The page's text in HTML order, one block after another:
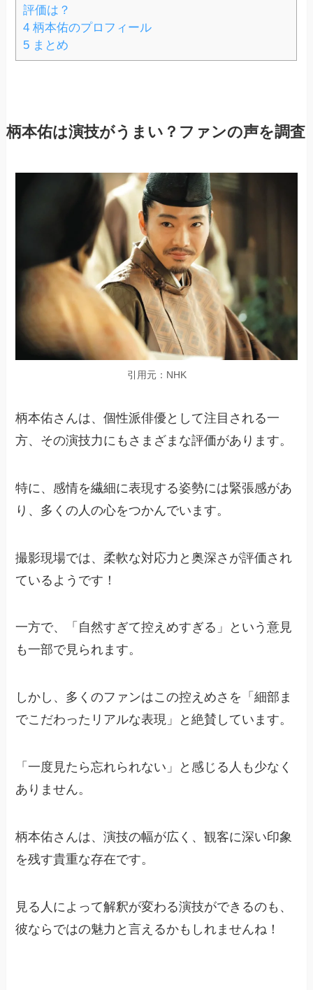
評価は？
4 柄本佑のプロフィール
5 まとめ
柄本佑は演技がうまい？ファンの声を調査
引用元：NHK
柄本佑さんは、個性派俳優として注目される一
方、その演技力にもさまざまな評価があります。
特に、感情を繊細に表現する姿勢には緊張感があ
り、多くの人の心をつかんでいます。
撮影現場では、柔軟な対応力と奥深さが評価され
ているようです！
一方で、「自然すぎて控えめすぎる」という意見
も一部で見られます。
しかし、多くのファンはこの控えめさを「細部ま
でこだわったリアルな表現」と絶賛しています。
「一度見たら忘れられない」と感じる人も少なく
ありません。
柄本佑さんは、演技の幅が広く、観客に深い印象
を残す貴重な存在です。
見る人によって解釈が変わる演技ができるのも、
彼ならではの魅力と言えるかもしれませんね！